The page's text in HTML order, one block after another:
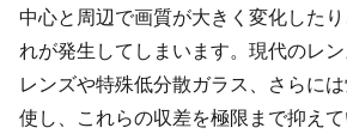
中心と周辺で画質が大きく変化した
れが発生してしまいます。現代のレ
レンズや特殊低分散ガラス、さらに
使し、これらの収差を極限まで抑え